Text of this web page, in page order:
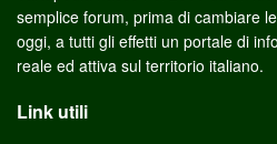
semplice forum, prima di cambiare
oggi, a tutti gli effetti un portale di
reale ed attiva sul territorio italiano.
Link utili